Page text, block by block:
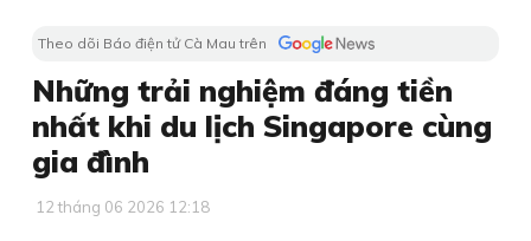
Theo dõi Báo điện tử Cà Mau trên
Những trải nghiệm đáng tiền
nhất khi du lịch Singapore cùng
gia đình
12 tháng 06 2026 12:18